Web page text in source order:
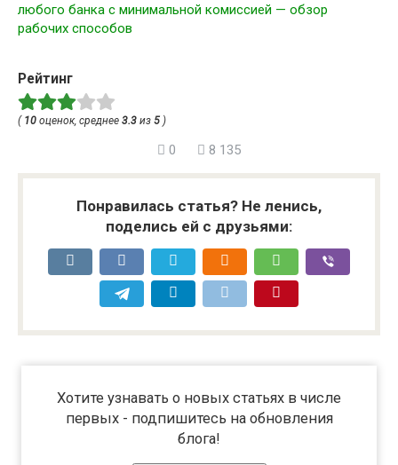
любого банка с минимальной комиссией — обзор
рабочих способов
Рейтинг
( 10 оценок, среднее 3.3 из 5 )
0 8 135
Понравилась статья? Не ленись,
поделись ей с друзьями:
Хотите узнавать о новых статьях в числе
первых - подпишитесь на обновления
блога!